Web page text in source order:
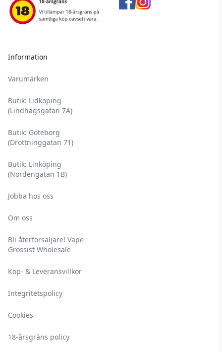
Information
Varumärken
Butik: Lidköping
(Lindhagsgatan 7A)
Butik: Göteborg
(Drottninggatan 71)
Butik: Linköping
(Nordengatan 1B)
Jobba hos oss
Om oss
Bli återförsäljare! Vape
Grossist Wholesale
Köp- & Leveransvillkor
Integritetspolicy
Cookies
18-årsgräns policy